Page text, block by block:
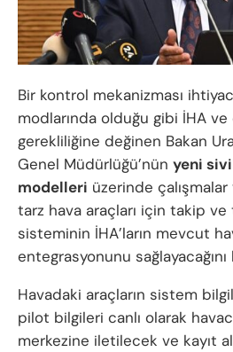
Bir kontrol mekanizması
modlarında olduğu gibi İHA
gerekliliğine değinen Bakan
Genel Müdürlüğü’nün yeni
modelleri üzerinde çalışmalar
tarz hava araçları için takip
sisteminin İHA’ların mevcut
entegrasyonunu
Havadaki araçların sistem
pilot bilgileri canlı olarak
merkezine iletilecek ve kayıt